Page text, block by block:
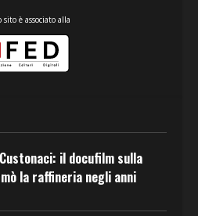
sito è associato alla
il docufilm sulla
la raffineria negli anni